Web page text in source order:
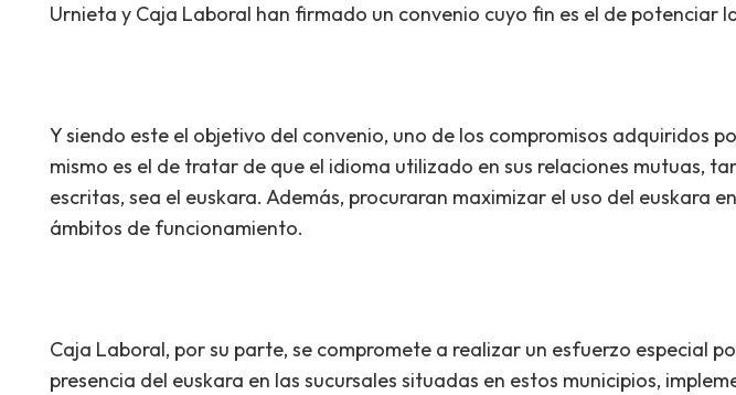
Urnieta y Caja Laboral han firmado un convenio cuyo fin es el de potenciar
Y siendo este el objetivo del convenio, uno de los compromisos adquiridos
mismo es el de tratar de que el idioma utilizado en sus relaciones mutuas,
escritas, sea el euskara. Además, procuraran maximizar el uso del euskara
ámbitos de funcionamiento.
Caja Laboral, por su parte, se compromete a realizar un esfuerzo especial
presencia del euskara en las sucursales situadas en estos municipios,